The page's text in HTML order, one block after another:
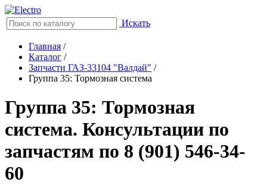
Искать
Главная /
Каталог /
Запчасти ГАЗ-33104 "Валдай" /
Группа 35: Тормозная система
Группа 35: Тормозная
система. Консультации по
запчастям по 8 (901) 546-34-
60